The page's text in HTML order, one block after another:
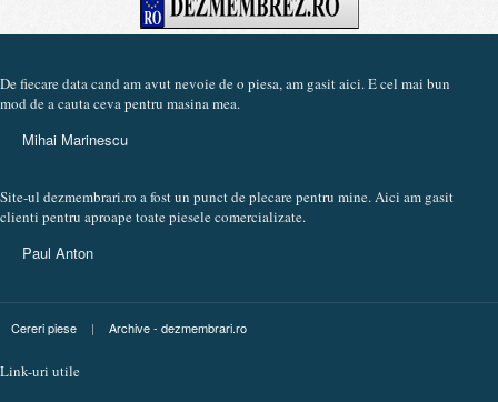
De fiecare data cand am avut nevoie de o piesa, am gasit aici. E cel mai bun
mod de a cauta ceva pentru masina mea.
Mihai Marinescu
Site-ul dezmembrari.ro a fost un punct de plecare pentru mine. Aici am gasit
clienti pentru aproape toate piesele comercializate.
Paul Anton
Cereri piese | Archive - dezmembrari.ro
Link-uri utile